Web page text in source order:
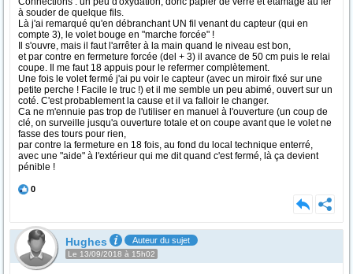
à souder de quelque fils.
Là j'ai remarqué qu'en débranchant UN fil venant du capteur (qui en
compte 3), le volet bouge en "marche forcée" !
Il s'ouvre, mais il faut l'arrêter à la main quand le niveau est bon,
et par contre en fermeture forcée (del + 3) il avance de 50 cm puis le relai
coupe. Il me faut 18 appuis pour le refermer complètement.
Une fois le volet fermé j'ai pu voir le capteur (avec un miroir fixé sur une
petite perche ! Facile le truc !) et il me semble un peu abimé, ouvert sur un
coté. C'est probablement la cause et il va falloir le changer.
Ca ne m'ennuie pas trop de l'utiliser en manuel à l'ouverture (un coup de
clé, on surveille jusqu'a ouverture totale et on coupe avant que le volet ne
fasse des tours pour rien,
par contre la fermeture en 18 fois, au fond du local technique enterré,
avec une "aide" à l'extérieur qui me dit quand c'est fermé, là ça devient
pénible !
0
Hughes Auteur du sujet
Le 13/09/2018 à 15h02